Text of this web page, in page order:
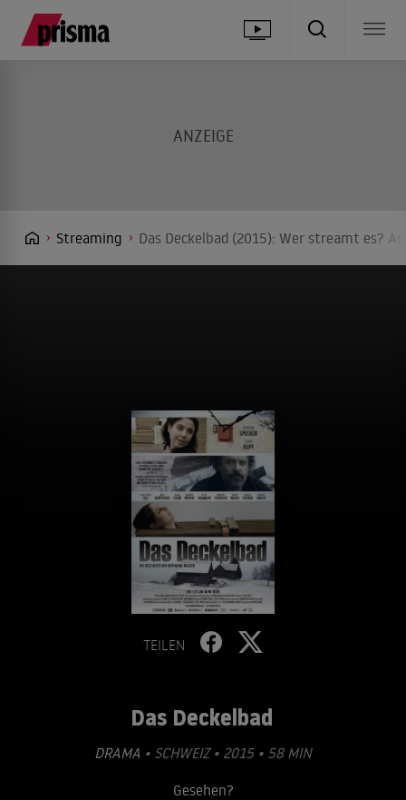
Streaming Das Deckelbad (2015): Wer streamt es?
TEILEN
Das Deckelbad
DRAMA • SCHWEIZ • 2015 • 58 MIN
Gesehen?